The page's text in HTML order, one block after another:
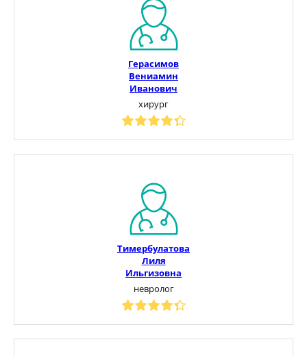
Герасимов
Вениамин
Иванович
хирург
Тимербулатова
Лиля
Ильгизовна
невролог